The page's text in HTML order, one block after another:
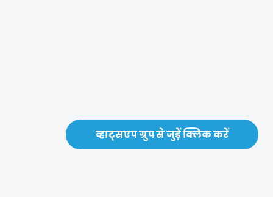
व्हाट्सएप ग्रुप से जुड़ें क्लिक करें